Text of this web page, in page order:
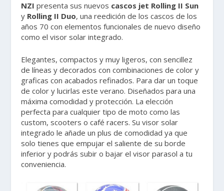
NZI presenta sus nuevos cascos jet Rolling II Sun
y Rolling II Duo, una reedición de los cascos de los
años 70 con elementos funcionales de nuevo diseño
como el visor solar integrado.
Elegantes, compactos y muy ligeros, con sencillez
de líneas y decorados con combinaciones de color y
graficas con acabados refinados. Para dar un toque
de color y lucirlas este verano. Diseñados para una
máxima comodidad y protección. La elección
perfecta para cualquier tipo de moto como las
custom, scooters o café racers. Su visor solar
integrado le añade un plus de comodidad ya que
solo tienes que empujar el saliente de su borde
inferior y podrás subir o bajar el visor parasol a tu
conveniencia.